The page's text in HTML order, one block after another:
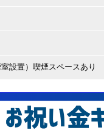
設置）喫煙スペースあり